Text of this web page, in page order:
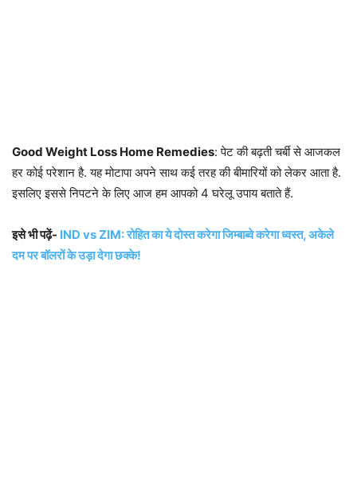
Good Weight Loss Home Remedies: पेट की बढ़ती चर्बी से आजकल
हर कोई परेशान है. यह मोटापा अपने साथ कई तरह की बीमारियों को लेकर आता है.
इसलिए इससे निपटने के लिए आज हम आपको 4 घरेलू उपाय बताते हैं.
इसे भी पढ़ें- IND vs ZIM: रोहित का ये दोस्त करेगा जिम्बाब्वे करेगा ध्वस्त, अकेले
दम पर बॉलरों के उड़ा देगा छक्के!